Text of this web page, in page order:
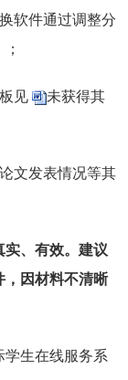
软件通过调整分
）；
见
未获得其
文发表情况等其
实、有效。建议
，因材料不清晰
学生在线服务系